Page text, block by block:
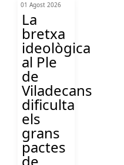
01 Agost 2026
La
bretxa
ideològica
al Ple
de
Viladecans
dificulta
els
grans
pactes